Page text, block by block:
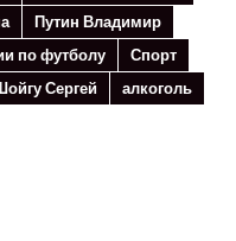
Путин Владимир
по футболу
Спорт
Сергей
алкоголь